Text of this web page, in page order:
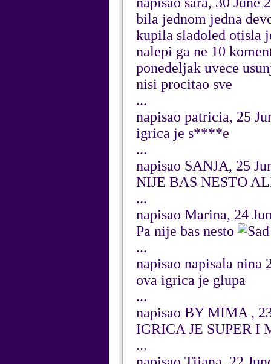
bila jednom jedna
kupila sladoled otisla
nalepi ga ne 10
ponedeljak uvece
nisi procitao sve
...
napisao patricia, 25
igrica je s****e
...
napisao SANJA, 25
NIJE BAS NESTO
...
napisao Marina, 24
Pa nije bas nesto
...
napisao napisala nina
ova igrica je glupa
...
napisao BY MIMA ,
IGRICA JE SUPER
...